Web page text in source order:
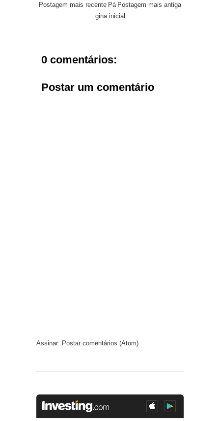
Postagem mais recente Postagem mais antiga
Pá
gina inicial
0 comentários:
Postar um comentário
Assinar: Postar comentários (Atom)